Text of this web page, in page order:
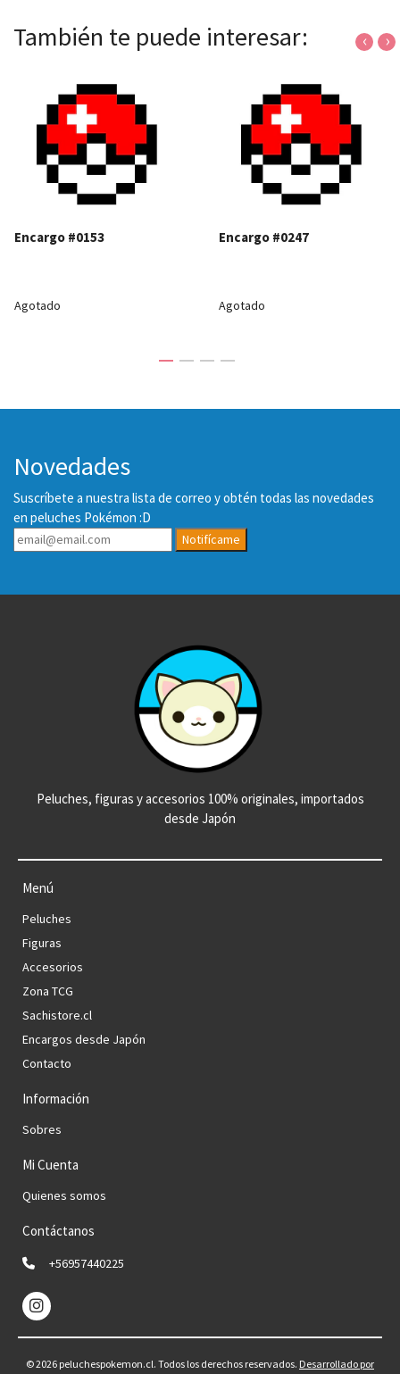
También te puede interesar:
Encargo #0153
Agotado
Encargo #0247
Agotado
‹ ›
Novedades
Suscríbete a nuestra lista de correo y obtén todas las novedades
en peluches Pokémon :D
Notifícame
Peluches, figuras y accesorios 100% originales, importados
desde Japón
Menú
Peluches
Figuras
Accesorios
Zona TCG
Sachistore.cl
Encargos desde Japón
Contacto
Información
Sobres
Mi Cuenta
Quienes somos
Contáctanos
+56957440225
© 2026 peluchespokemon.cl. Todos los derechos reservados. Desarrollado por